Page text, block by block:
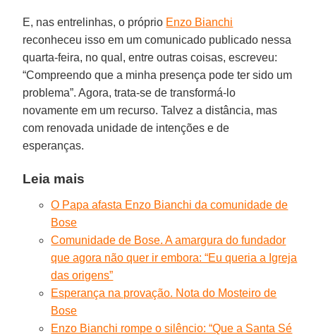
E, nas entrelinhas, o próprio Enzo Bianchi
reconheceu isso em um comunicado publicado nessa
quarta-feira, no qual, entre outras coisas, escreveu:
“Compreendo que a minha presença pode ter sido um
problema”. Agora, trata-se de transformá-lo
novamente em um recurso. Talvez a distância, mas
com renovada unidade de intenções e de
esperanças.
Leia mais
O Papa afasta Enzo Bianchi da comunidade de
Bose
Comunidade de Bose. A amargura do fundador
que agora não quer ir embora: “Eu queria a Igreja
das origens”
Esperança na provação. Nota do Mosteiro de
Bose
Enzo Bianchi rompe o silêncio: “Que a Santa Sé